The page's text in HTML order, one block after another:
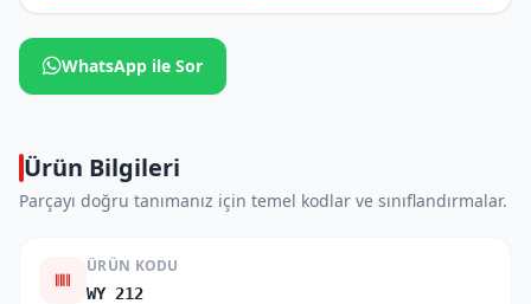
WhatsApp ile Sor
Ürün Bilgileri
Parçayı doğru tanımanız için temel kodlar ve sınıflandırmalar.
ÜRÜN KODU
WY 212